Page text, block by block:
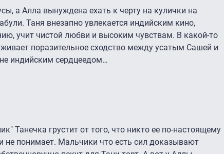
а Алла вынуждена ехать к черту на кулички на
Таня внезапно увлекается индийским кино,
учит чистой любви и высоким чувствам. В какой-то
поразительное сходство между усатым Сашей и
индийским сердцеедом…
Танечка грустит от того, что никто ее по-настоящему
не понимает. Мальчики что есть сил доказывают